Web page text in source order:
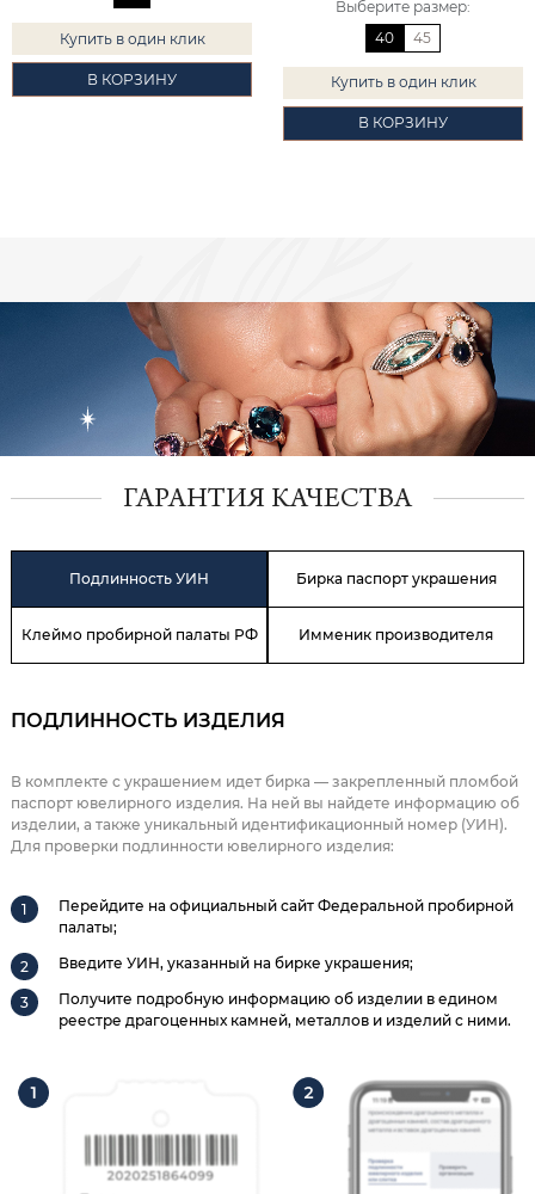
Купить в один клик
В КОРЗИНУ
Выберите размер:
40
45
Купить в один клик
В КОРЗИНУ
ГАРАНТИЯ КАЧЕСТВА
Подлинность УИН Бирка паспорт украшения
Клеймо пробирной палаты РФ Имменик производителя
ПОДЛИННОСТЬ ИЗДЕЛИЯ
В комплекте с украшением идет бирка — закрепленный пломбой
паспорт ювелирного изделия. На ней вы найдете информацию об
изделии, а также уникальный идентификационный номер (УИН).
Для проверки подлинности ювелирного изделия:
Перейдите на официальный сайт Федеральной пробирной
палаты;
Введите УИН, указанный на бирке украшения;
Получите подробную информацию об изделии в едином
реестре драгоценных камней, металлов и изделий с ними.